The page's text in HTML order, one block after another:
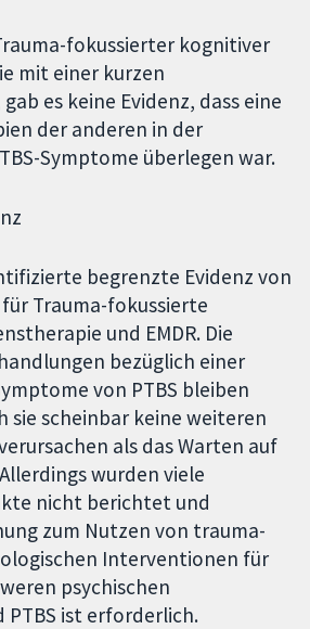
fokussierter kognitiver
mit einer kurzen
es keine Evidenz, dass eine
der anderen in der
Symptome überlegen war.
begrenzte Evidenz von
Trauma-fokussierte
und EMDR. Die
bezüglich einer
von PTBS bleiben
sie scheinbar keine weiteren
als das Warten auf
wurden viele
nicht berichtet und
zum Nutzen von trauma-
Interventionen für
psychischen
PTBS ist erforderlich.